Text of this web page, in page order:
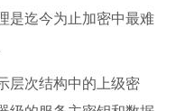
是迄今为止加密中最难
层次结构中的上级密